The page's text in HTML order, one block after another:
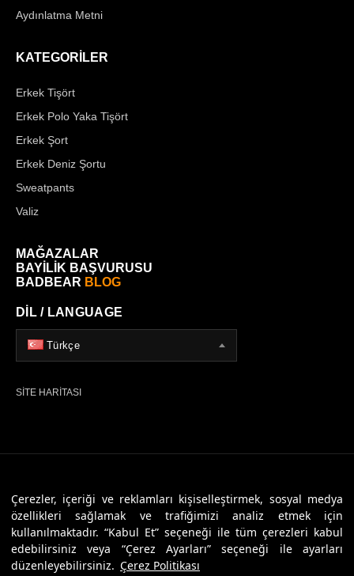
Çerezler, içeriği ve reklamları kişiselleştirmek, sosyal medya
özellikleri sağlamak ve trafiğimizi analiz etmek için
kullanılmaktadır. “Kabul Et” seçeneği ile tüm çerezleri kabul
edebilirsiniz veya “Çerez Ayarları” seçeneği ile ayarları
düzenleyebilirsiniz. Çerez Politikası
Aydınlatma Metni
KATEGORİLER
Erkek Tişört
Erkek Polo Yaka Tişört
Erkek Şort
Erkek Deniz Şortu
Sweatpants
Valiz
MAĞAZALAR
BAYİLİK BAŞVURUSU
BADBEAR BLOG
DİL / LANGUAGE
Türkçe
SİTE HARİTASI